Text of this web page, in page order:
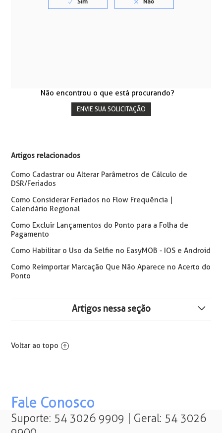
Não encontrou o que está procurando?
ENVIE SUA SOLICITAÇÃO
Artigos relacionados
Como Cadastrar ou Alterar Parâmetros de Cálculo de
DSR/Feriados
Como Considerar Feriados no Flow Frequência |
Calendário Regional
Como Excluir Lançamentos do Ponto para a Folha de
Pagamento
Como Habilitar o Uso da Selfie no EasyMOB - IOS e Android
Como Reimportar Marcação Que Não Aparece no Acerto do
Ponto
Artigos nessa seção
AFD.
Como alterar funcionários de uma escala para outra em
lote
Funcionário em Férias com Registro de Ponto -
Voltar ao topo
Fale Conosco
Suporte: 54 3026 9909 | Geral: 54 3026